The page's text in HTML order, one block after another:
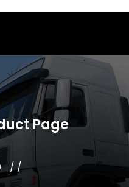
Page
/ /